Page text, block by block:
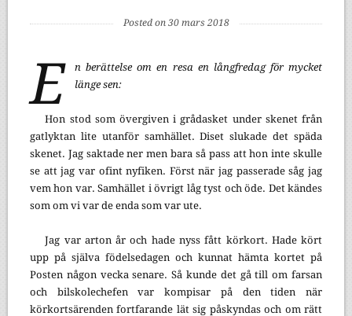
Posted on 30 mars 2018
E
n berättelse om en resa en långfredag för mycket
länge sen:
Hon stod som övergiven i grådasket under skenet från
gatlyktan lite utanför samhället. Diset slukade det späda
skenet. Jag saktade ner men bara så pass att hon inte skulle
se att jag var ofint nyfiken. Först när jag passerade såg jag
vem hon var. Samhället i övrigt låg tyst och öde. Det kändes
som om vi var de enda som var ute.
Jag var arton år och hade nyss fått körkort. Hade kört
upp på själva födelsedagen och kunnat hämta kortet på
Posten någon vecka senare. Så kunde det gå till om farsan
och bilskolechefen var kompisar på den tiden när
körkortsärenden fortfarande lät sig påskyndas och om rätt